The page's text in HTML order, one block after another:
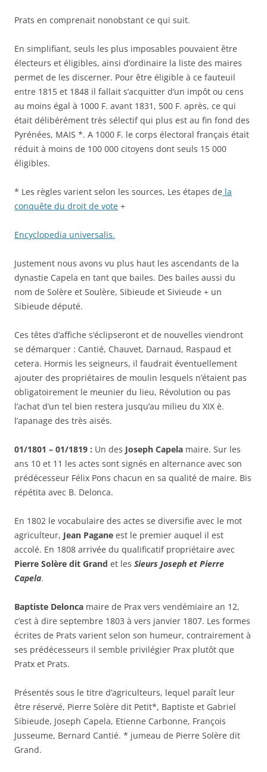
Prats en comprenait nonobstant ce qui suit.
En simplifiant, seuls les plus imposables pouvaient être
électeurs et éligibles, ainsi d’ordinaire la liste des maires
permet de les discerner. Pour être éligible à ce fauteuil
entre 1815 et 1848 il fallait s’acquitter d’un impôt ou cens
au moins égal à 1000 F. avant 1831, 500 F. après, ce qui
était délibérément très sélectif qui plus est au fin fond des
Pyrénées, MAIS *. A 1000 F. le corps électoral français était
réduit à moins de 100 000 citoyens dont seuls 15 000
éligibles.
* Les règles varient selon les sources, Les étapes de la
conquête du droit de vote +
Encyclopedia universalis.
Justement nous avons vu plus haut les ascendants de la
dynastie Capela en tant que bailes. Des bailes aussi du
nom de Solère et Soulère, Sibieude et Sivieude + un
Sibieude député.
Ces têtes d’affiche s’éclipseront et de nouvelles viendront
se démarquer : Cantié, Chauvet, Darnaud, Raspaud et
cetera. Hormis les seigneurs, il faudrait éventuellement
ajouter des propriétaires de moulin lesquels n’étaient pas
obligatoirement le meunier du lieu, Révolution ou pas
l’achat d’un tel bien restera jusqu’au milieu du XIX è.
l’apanage des très aisés.
01/1801 – 01/1819 : Un des Joseph Capela maire. Sur les
ans 10 et 11 les actes sont signés en alternance avec son
prédécesseur Félix Pons chacun en sa qualité de maire. Bis
répétita avec B. Delonca.
En 1802 le vocabulaire des actes se diversifie avec le mot
agriculteur, Jean Pagane est le premier auquel il est
accolé. En 1808 arrivée du qualificatif propriétaire avec
Pierre Solère dit Grand et les Sieurs Joseph et Pierre
Capela.
Baptiste Delonca maire de Prax vers vendémiaire an 12,
c’est à dire septembre 1803 à vers janvier 1807. Les formes
écrites de Prats varient selon son humeur, contrairement à
ses prédécesseurs il semble privilégier Prax plutôt que
Pratx et Prats.
Présentés sous le titre d’agriculteurs, lequel paraît leur
être réservé, Pierre Solère dit Petit*, Baptiste et Gabriel
Sibieude, Joseph Capela, Etienne Carbonne, François
Jusseume, Bernard Cantié. * jumeau de Pierre Solère dit
Grand.